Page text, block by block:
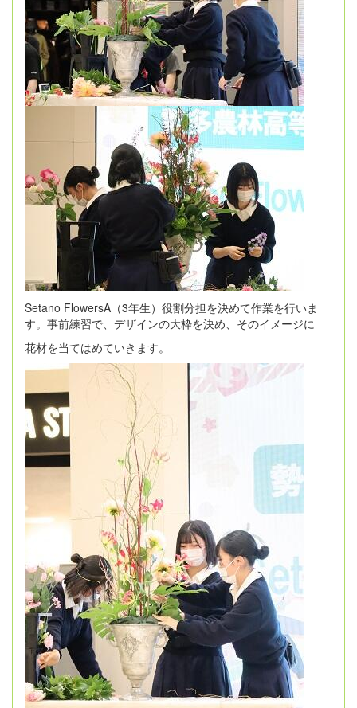
Setano FlowersA（3年生）役割分担を決めて作業を行いま
す。事前練習で、デザインの大枠を決め、そのイメージに
花材を当てはめていきます。